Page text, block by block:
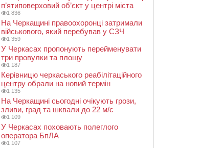
п’ятиповерховий об’єкт у центрі міста
1 836
На Черкащині правоохоронці затримали
військового, який перебував у СЗЧ
1 359
У Черкасах пропонують перейменувати
три провулки та площу
1 187
Керівницю черкаського реабілітаційного
центру обрали на новий термін
1 135
На Черкащині сьогодні очікують грози,
зливи, град та шквали до 22 м/с
1 109
У Черкасах поховають полеглого
оператора БпЛА
1 107